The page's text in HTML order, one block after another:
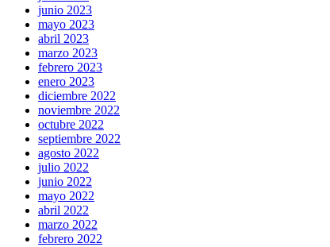
junio 2023
mayo 2023
abril 2023
marzo 2023
febrero 2023
enero 2023
diciembre 2022
noviembre 2022
octubre 2022
septiembre 2022
agosto 2022
julio 2022
junio 2022
mayo 2022
abril 2022
marzo 2022
febrero 2022